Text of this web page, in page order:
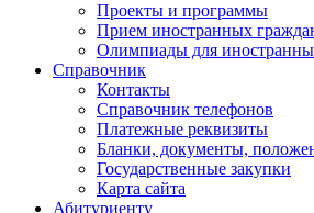
Проекты и программы
Прием иностранных
Олимпиады для
Справочник
Контакты
Справочник телефонов
Платежные реквизиты
Бланки, документы,
Государственные закупки
Карта сайта
Абитуриенту